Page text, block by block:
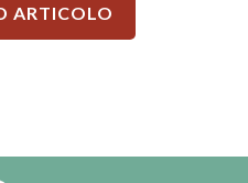
ARTICOLO